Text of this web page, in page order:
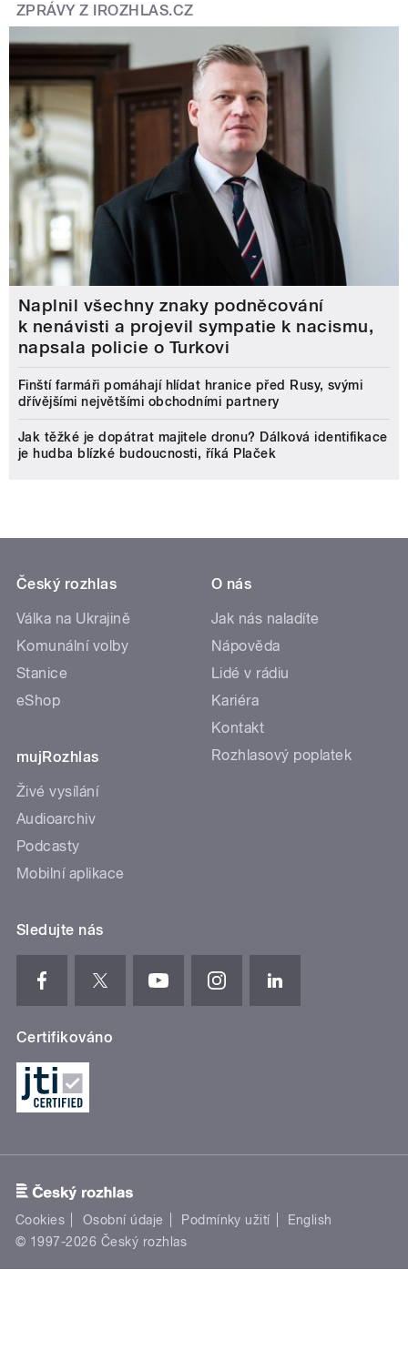
ZPRÁVY Z IROZHLAS.CZ
Naplnil všechny znaky podněcování
k nenávisti a projevil sympatie k nacismu,
napsala policie o Turkovi
Finští farmáři pomáhají hlídat hranice před Rusy, svými
dřívějšími největšími obchodními partnery
Jak těžké je dopátrat majitele dronu? Dálková identifikace
je hudba blízké budoucnosti, říká Plaček
Český rozhlas
Válka na Ukrajině
Komunální volby
Stanice
eShop
mujRozhlas
Živé vysílání
Audioarchiv
Podcasty
Mobilní aplikace
O nás
Jak nás naladíte
Nápověda
Lidé v rádiu
Kariéra
Kontakt
Rozhlasový poplatek
Sledujte nás
Certifikováno
Cookies Osobní údaje Podmínky užití
English
© 1997-2026 Český rozhlas